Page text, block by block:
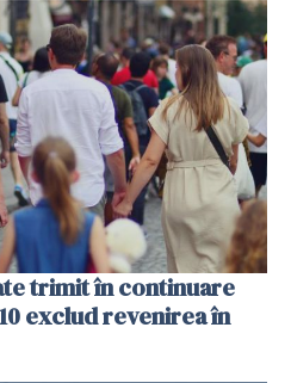
trimit în continuare
exclud revenirea în